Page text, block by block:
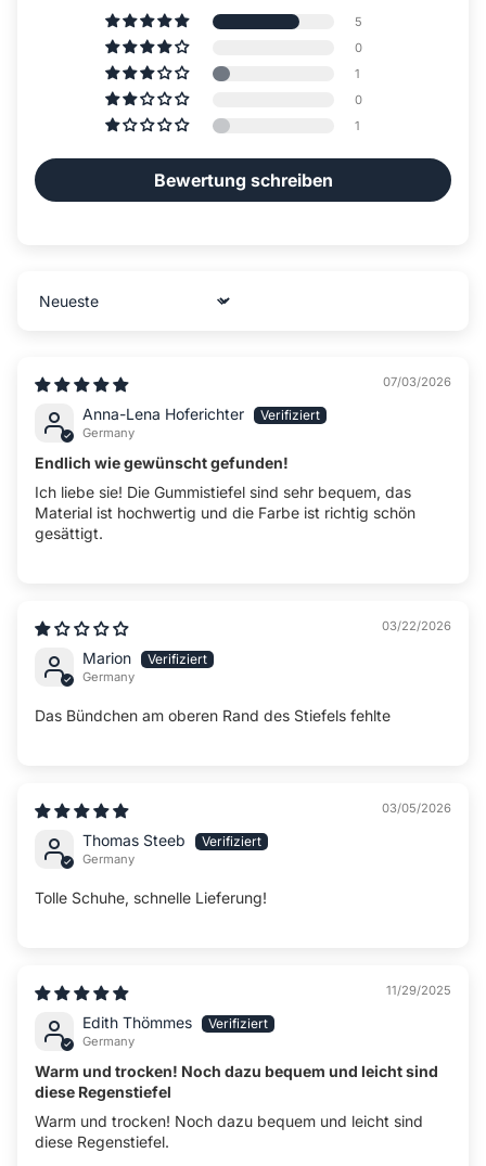
5
0
1
0
1
Bewertung schreiben
Sort by
07/03/2026
Anna-Lena Hoferichter
Germany
Endlich wie gewünscht gefunden!
Ich liebe sie! Die Gummistiefel sind sehr bequem, das
Material ist hochwertig und die Farbe ist richtig schön
gesättigt.
03/22/2026
Marion
Germany
Das Bündchen am oberen Rand des Stiefels fehlte
03/05/2026
Thomas Steeb
Germany
Tolle Schuhe, schnelle Lieferung!
11/29/2025
Edith Thömmes
Germany
Warm und trocken! Noch dazu bequem und leicht sind
diese Regenstiefel
Warm und trocken! Noch dazu bequem und leicht sind
diese Regenstiefel.